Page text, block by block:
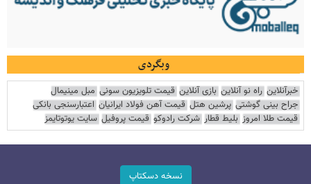
وبگردی
خبرآنلاین راه نو آنلاین بازی آنلاین قیمت تلویزیون سونی مبل مینیمال
جراح بینی گوشتی پرشین هتل قیمت آهن فولاد ایرانیان اعتبارسنجی بانکی
قیمت طلا امروز بلیط قطار شرکت رادوکو قیمت پروفیل سایت یوتوتایمز
نسخه دسکتاپ